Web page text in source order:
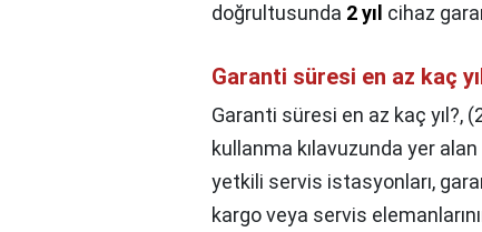
doğrultusunda 2 yıl cihaz
Garanti süresi en az kaç
Garanti süresi en az kaç yıl?,
kullanma kılavuzunda yer
yetkili servis istasyonları,
kargo veya servis